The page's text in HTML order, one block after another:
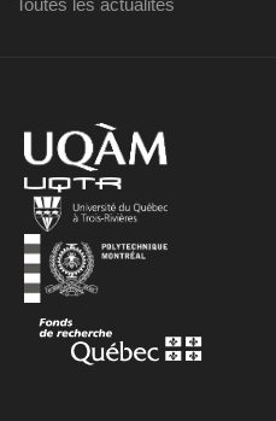
Toutes les actualités